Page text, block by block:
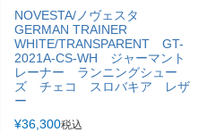
NOVESTA/ノヴェスタ
GERMAN TRAINER
WHITE/TRANSPARENT GT-
2021A-CS-WH ジャーマント
レーナー ランニングシュー
ズ チェコ スロバキア レザ
ー
¥36,300税込